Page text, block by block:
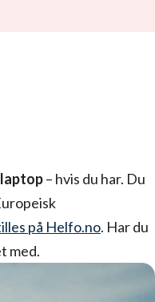
– hvis du har. Du
på Helfo.no. Har du
med.